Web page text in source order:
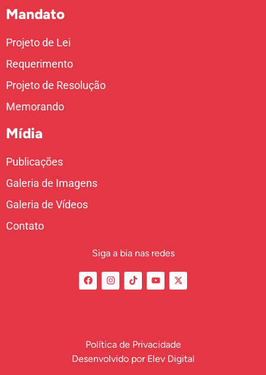
Mandato
Projeto de Lei
Requerimento
Projeto de Resolução
Memorando
Mídia
Publicações
Galeria de Imagens
Galeria de Vídeos
Contato
Siga a bia nas redes
Política de Privacidade
Desenvolvido por Elev Digital